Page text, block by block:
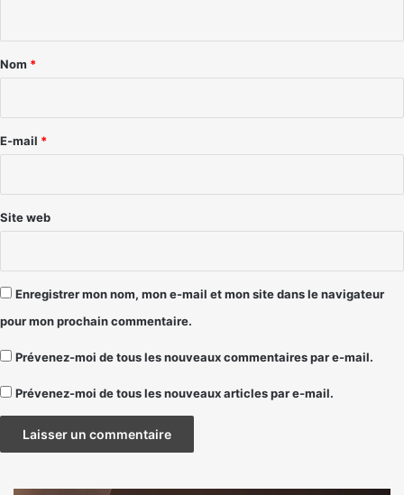
a
e
Nom *
E-mail *
Site web
Enregistrer mon nom, mon e-mail et mon site dans le navigateur
pour mon prochain commentaire.
Prévenez-moi de tous les nouveaux commentaires par e-mail.
Prévenez-moi de tous les nouveaux articles par e-mail.